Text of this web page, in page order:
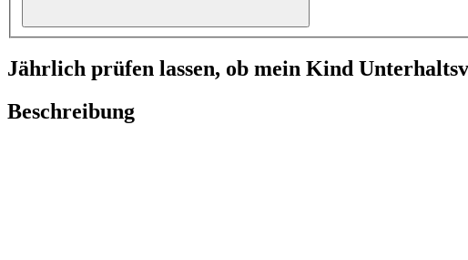
Jährlich prüfen lassen, ob mein Kind
Beschreibung